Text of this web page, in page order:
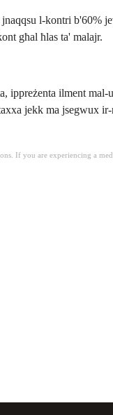
l-kontri b'60%
għal ħlas ta' malajr.
ippreżenta ilment
jekk ma jsegwux
If you are experiencing a